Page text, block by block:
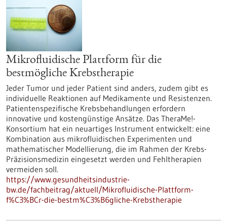
Mikrofluidische Plattform für die
bestmögliche Krebstherapie
Jeder Tumor und jeder Patient sind anders, zudem gibt es
individuelle Reaktionen auf Medikamente und Resistenzen.
Patientenspezifische Krebsbehandlungen erfordern
innovative und kostengünstige Ansätze. Das TheraMe!-
Konsortium hat ein neuartiges Instrument entwickelt: eine
Kombination aus mikrofluidischen Experimenten und
mathematischer Modellierung, die im Rahmen der Krebs-
Präzisionsmedizin eingesetzt werden und Fehltherapien
vermeiden soll.
https://www.gesundheitsindustrie-
bw.de/fachbeitrag/aktuell/Mikrofluidische-Plattform-
f%C3%BCr-die-bestm%C3%B6gliche-Krebstherapie